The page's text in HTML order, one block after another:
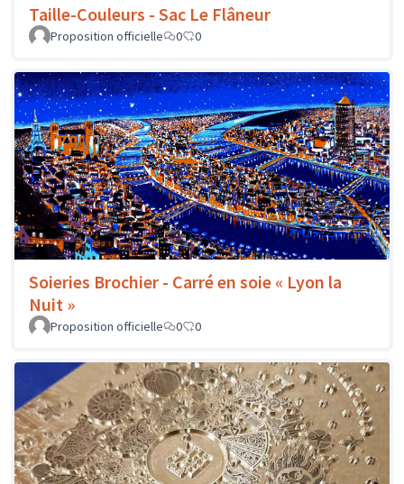
Taille-Couleurs - Sac Le Flâneur
Proposition officielle 0 0
Soieries Brochier - Carré en soie « Lyon la
Nuit »
Proposition officielle 0 0